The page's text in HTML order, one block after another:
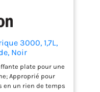
3000, 1,7L,
Noir
plate pour une
Approprié pour
en un rien de temps